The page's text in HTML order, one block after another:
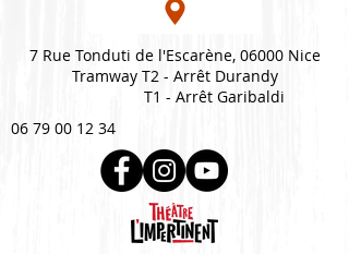
7 Rue Tonduti de l'Escarène, 06000 Nice
Tramway T2 - Arrêt Durandy
T1 - Arrêt Garibaldi
06 79 00 12 34